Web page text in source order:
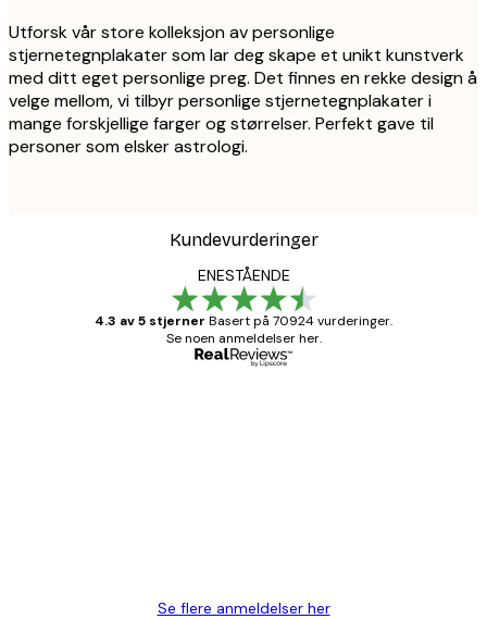
Utforsk vår store kolleksjon av personlige
stjernetegnplakater som lar deg skape et unikt kunstverk
med ditt eget personlige preg. Det finnes en rekke design å
velge mellom, vi tilbyr personlige stjernetegnplakater i
mange forskjellige farger og størrelser. Perfekt gave til
personer som elsker astrologi.
Kundevurderinger
ENESTÅENDE
4.3 av 5 stjerner Basert på 70924 vurderinger.
Se noen anmeldelser her.
Se flere anmeldelser her